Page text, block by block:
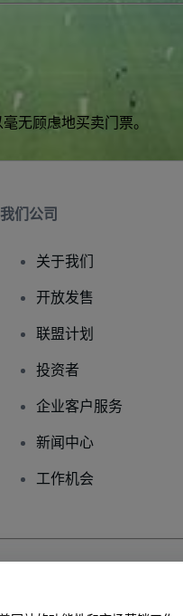
无顾虑地买卖门票。
我们公司
关于我们
开放发售
联盟计划
投资者
企业客户服务
新闻中心
工作机会